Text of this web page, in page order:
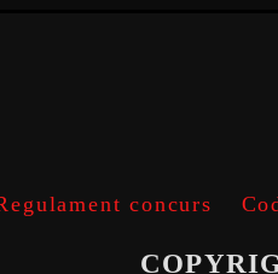
concurs